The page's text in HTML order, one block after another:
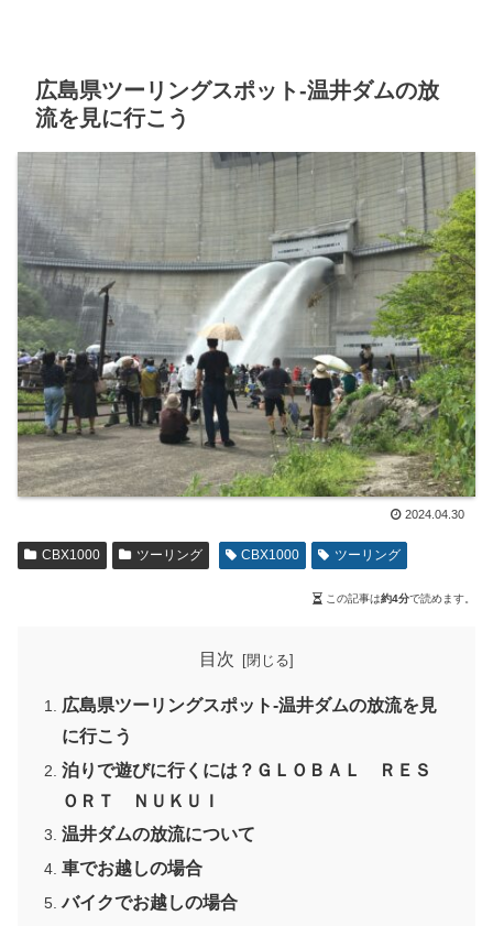
広島県ツーリングスポット-温井ダムの放
流を見に行こう
2024.04.30
CBX1000 ツーリング CBX1000 ツーリング
この記事は約4分で読めます。
目次
広島県ツーリングスポット-温井ダムの放流を見
に行こう
泊りで遊びに行くには？ＧＬＯＢＡＬ ＲＥＳ
ＯＲＴ ＮＵＫＵＩ
温井ダムの放流について
車でお越しの場合
バイクでお越しの場合